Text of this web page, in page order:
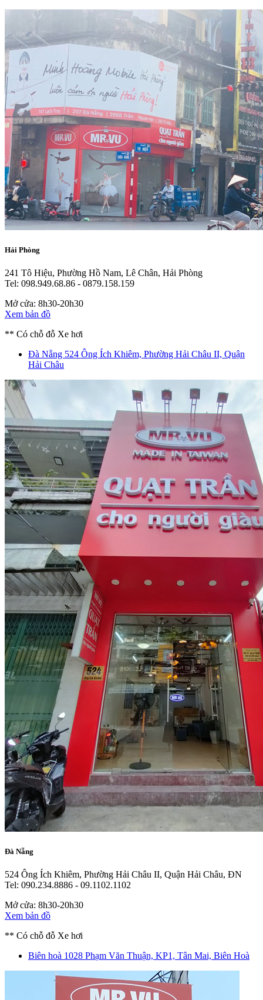
Hải Phòng
241 Tô Hiệu, Phường Hồ Nam, Lê Chân, Hải Phòng
Tel: 098.949.68.86 - 0879.158.159
Mở cửa: 8h30-20h30
Xem bản đồ
** Có chỗ đỗ Xe hơi
Đà Nẵng 524 Ông Ích Khiêm, Phường Hải Châu II, Quận
Hải Châu
Đà Nẵng
524 Ông Ích Khiêm, Phường Hải Châu II, Quận Hải Châu, ĐN
Tel: 090.234.8886 - 09.1102.1102
Mở cửa: 8h30-20h30
Xem bản đồ
** Có chỗ đỗ Xe hơi
Biên hoà 1028 Phạm Văn Thuận, KP1, Tân Mai, Biên Hoà